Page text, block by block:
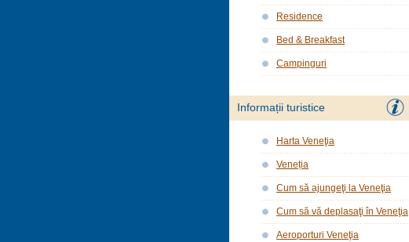
Residence
Bed & Breakfast
Campinguri
Informații turistice
Harta Veneţia
Veneția
Cum să ajungeţi la Veneţia
Cum să vă deplasaţi în Veneţia
Aeroporturi Veneţia